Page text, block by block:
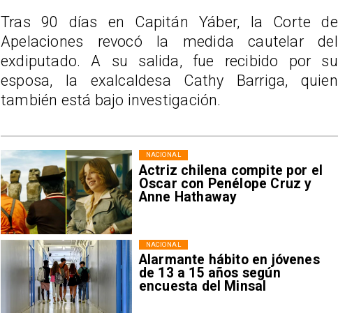
Actriz chilena compite por el
Oscar con Penélope Cruz y
Anne Hathaway
NACIONAL
Alarmante hábito en jóvenes
de 13 a 15 años según
encuesta del Minsal
NACIONAL
Tras 90 días en Capitán Yáber, la Corte de
Apelaciones revocó la medida cautelar del
exdiputado. A su salida, fue recibido por su
esposa, la exalcaldesa Cathy Barriga, quien
también está bajo investigación.